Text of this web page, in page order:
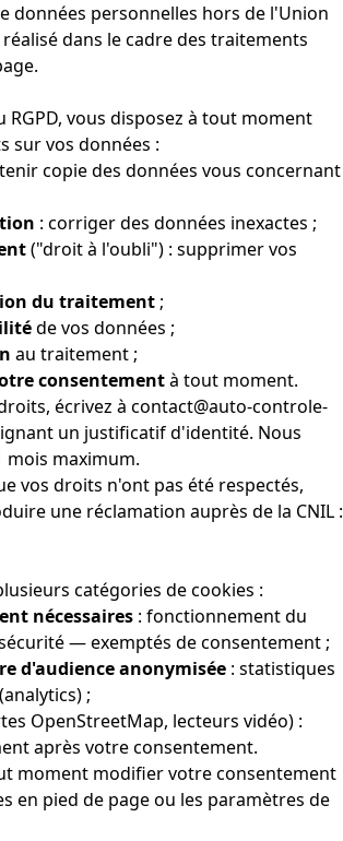
données personnelles hors de l'Union
dans le cadre des traitements
RGPD, vous disposez à tout moment
sur vos données :
copie des données vous concernant
: corriger des données inexactes ;
("droit à l'oubli") : supprimer vos
du traitement ;
de vos données ;
au traitement ;
consentementà tout moment.
écrivez à contact@auto-controle-
un justificatif d'identité. Nous
mois maximum.
vos droits n'ont pas été respectés,
une réclamation auprès de la CNIL :
catégories de cookies :
nécessaires : fonctionnement du
— exemptés de consentement ;
d'audience anonymisée : statistiques
;
OpenStreetMap, lecteurs vidéo) :
après votre consentement.
moment modifier votre consentement
en pied de page ou les paramètres de